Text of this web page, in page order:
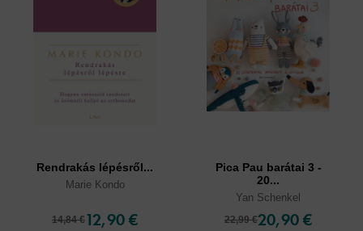
Rendrakás lépésről...
Marie Kondo
14,84 €12,90 €
Pica Pau barátai 3 -
20...
Yan Schenkel
22,99 €20,90 €